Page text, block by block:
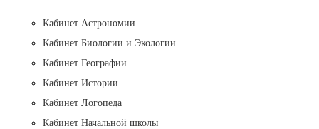
Кабинет Астрономии
Кабинет Биологии и Экологии
Кабинет Географии
Кабинет Истории
Кабинет Логопеда
Кабинет Начальной школы